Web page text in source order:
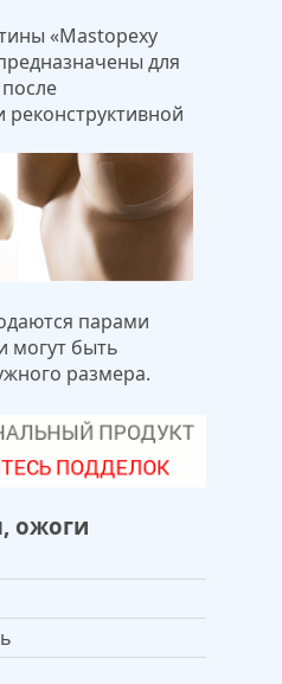
«Mastopexy
для
парами
могут быть
размера.
ожоги